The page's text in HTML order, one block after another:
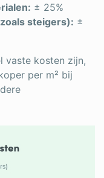
± 25%
steigers): ±
vaste kosten zijn,
per m² bij